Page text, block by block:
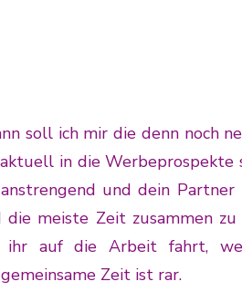
soll ich mir die denn noch
in die
und dein
die meiste Zeit zusammen
ihr auf die Arbeit fahrt,
Zeit ist rar.